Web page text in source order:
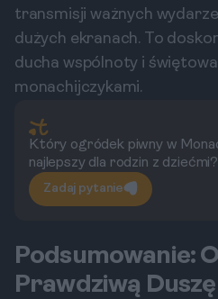
transmisji ważnych
dużych ekranach. To
ducha wspólnoty i
monachijczykami.
Który ogródek piwny w
najlepszy dla rodzin z dziećmi?
Zadaj pytanie
Podsumowanie:
Prawdziwą